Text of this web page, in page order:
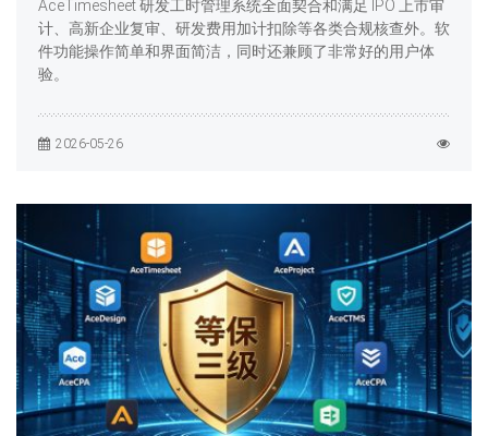
AceTimesheet 研发工时管理系统全面契合和满足 IPO 上市审
计、高新企业复审、研发费用加计扣除等各类合规核查外。软
件功能操作简单和界面简洁，同时还兼顾了非常好的用户体
验。
2026-05-26